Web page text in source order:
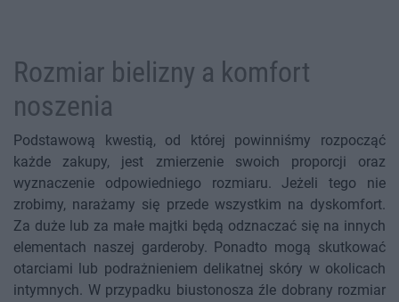
Rozmiar bielizny a komfort
noszenia
Podstawową kwestią, od której powinniśmy rozpocząć
każde zakupy, jest zmierzenie swoich proporcji oraz
wyznaczenie odpowiedniego rozmiaru. Jeżeli tego nie
zrobimy, narażamy się przede wszystkim na dyskomfort.
Za duże lub za małe majtki będą odznaczać się na innych
elementach naszej garderoby. Ponadto mogą skutkować
otarciami lub podrażnieniem delikatnej skóry w okolicach
intymnych. W przypadku biustonosza źle dobrany rozmiar